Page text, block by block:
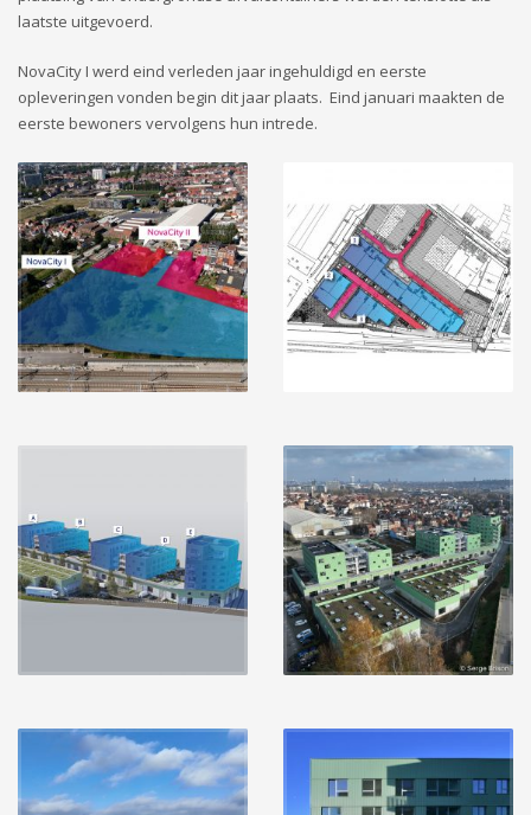
laatste uitgevoerd.
NovaCity I werd eind verleden jaar ingehuldigd en eerste
opleveringen vonden begin dit jaar plaats. Eind januari maakten de
eerste bewoners vervolgens hun intrede.